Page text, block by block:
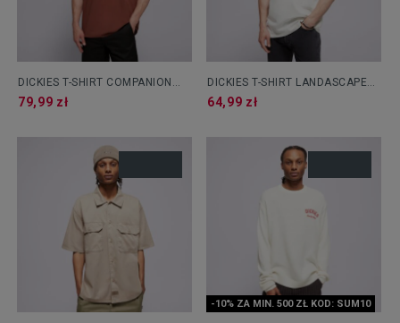
DICKIES T-SHIRT COMPANION
CENTER LOGO SS TEE
79,99 zł
DICKIES T-SHIRT LANDASCAPE
SS TEE
64,99 zł
-10% ZA MIN. 500 ZŁ KOD: SUM10